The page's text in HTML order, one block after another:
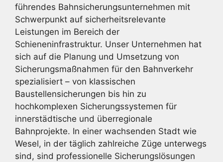
führendes Bahnsicherungsunternehmen mit
Schwerpunkt auf sicherheitsrelevante
Leistungen im Bereich der
Schieneninfrastruktur. Unser Unternehmen hat
sich auf die Planung und Umsetzung von
Sicherungsmaßnahmen für den Bahnverkehr
spezialisiert – von klassischen
Baustellensicherungen bis hin zu
hochkomplexen Sicherungssystemen für
innerstädtische und überregionale
Bahnprojekte. In einer wachsenden Stadt wie
Wesel, in der täglich zahlreiche Züge unterwegs
sind, sind professionelle Sicherungslösungen